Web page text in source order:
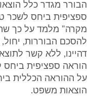
הבורר מגדר כלל
ספציפית ביחס לשכר
להסכם הבוררות,
דהיינו, ללא קשר
הוראה ספציפית
על ההוראה הכללית
הוצאות משפט.